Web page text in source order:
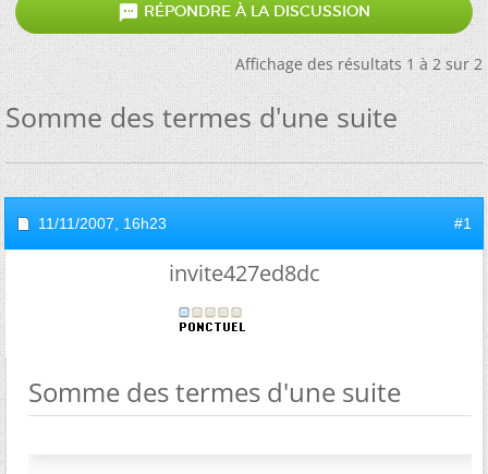
 RÉPONDRE À LA DISCUSSION
Affichage des résultats 1 à 2 sur 2
Somme des termes d'une suite
11/11/2007, 16h23 #1
invite427ed8dc
Somme des termes d'une suite